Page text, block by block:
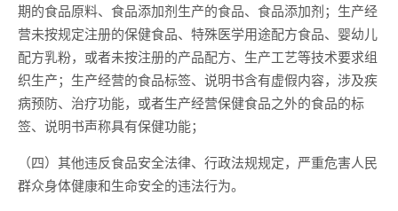
期的食品原料、食品添加剂生产的食品、食品添加剂；生产经
营未按规定注册的保健食品、特殊医学用途配方食品、婴幼儿
配方乳粉，或者未按注册的产品配方、生产工艺等技术要求组
织生产；生产经营的食品标签、说明书含有虚假内容，涉及疾
病预防、治疗功能，或者生产经营保健食品之外的食品的标
签、说明书声称具有保健功能；
（四）其他违反食品安全法律、行政法规规定，严重危害人民
群众身体健康和生命安全的违法行为。